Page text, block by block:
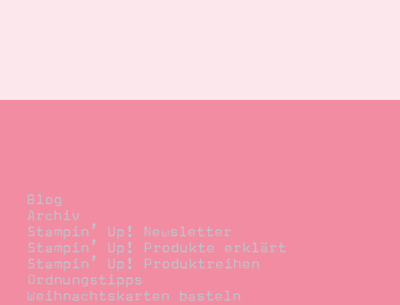
Blog
Archiv
Stampin’ Up! Newsletter
Stampin’ Up! Produkte erklärt
Stampin’ Up! Produktreihen
Ordnungstipps
Weihnachtskarten basteln